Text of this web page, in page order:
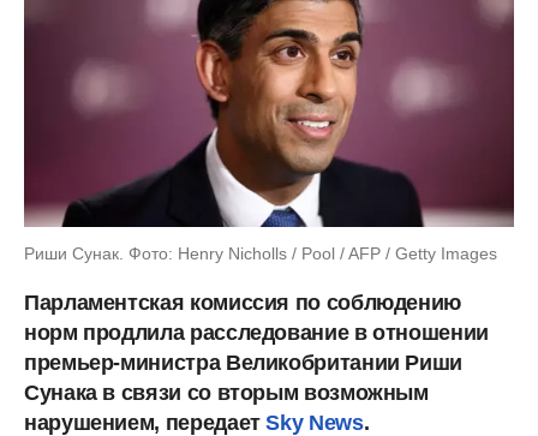
Риши Сунак. Фото: Henry Nicholls / Pool / AFP / Getty Images
Парламентская комиссия по соблюдению
норм продлила расследование в отношении
премьер-министра Великобритании Риши
Сунака в связи со вторым возможным
нарушением, передаетSky News.